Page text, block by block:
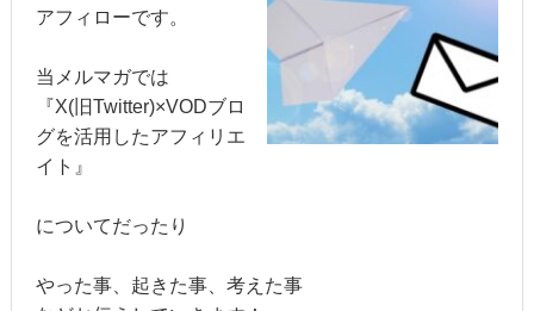
アフィローです。
当メルマガでは
『X(旧Twitter)×VODブロ
グを活用したアフィリエ
イト』
についてだったり
やった事、起きた事、考えた事